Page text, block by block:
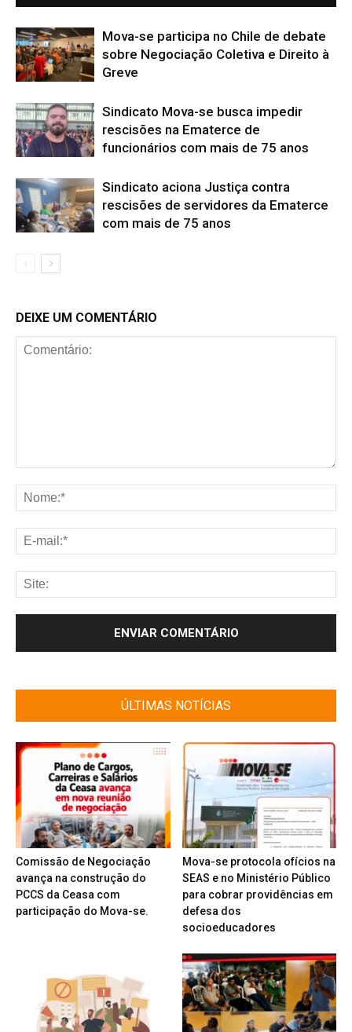
Mova-se participa no Chile de debate
sobre Negociação Coletiva e Direito à
Greve
Sindicato Mova-se busca impedir
rescisões na Ematerce de
funcionários com mais de 75 anos
Sindicato aciona Justiça contra
rescisões de servidores da Ematerce
com mais de 75 anos
DEIXE UM COMENTÁRIO
ÚLTIMAS NOTÍCIAS
Comissão de Negociação
avança na construção do
PCCS da Ceasa com
participação do Mova-se.
Mova-se protocola ofícios na
SEAS e no Ministério Público
para cobrar providências em
defesa dos
socioeducadores